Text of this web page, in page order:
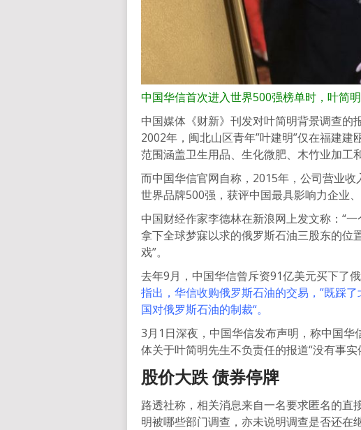
中国华信首次进入世界500强榜单时，叶简
中国媒体《财新》刊发对叶简明背景调查的
2002年，闽北山区青年”叶建明”仅在福建
范围涵盖卫生用品、生化微肥、木竹业加工
而中国华信官网自称，2015年，公司营业收
世界品牌500强，获评中国最具影响力企业
中国财经作家李德林在新浪网上发文称：“
拿下全球梦寐以求的俄罗斯石油三股东的位
戏”。
去年9月，中国华信曾斥资91亿美元买下了
指出，华信收购俄罗斯石油的交易，”既踩
国对俄罗斯石油的制裁“。
3月1日深夜，中国华信发布声明，称中国
体关于叶简明先生不负责任的报道“没有事
股价大跌 债券停牌
路透社称，相关消息来自一名要求匿名的
明被哪些部门调查，亦未说明调查是否还在继